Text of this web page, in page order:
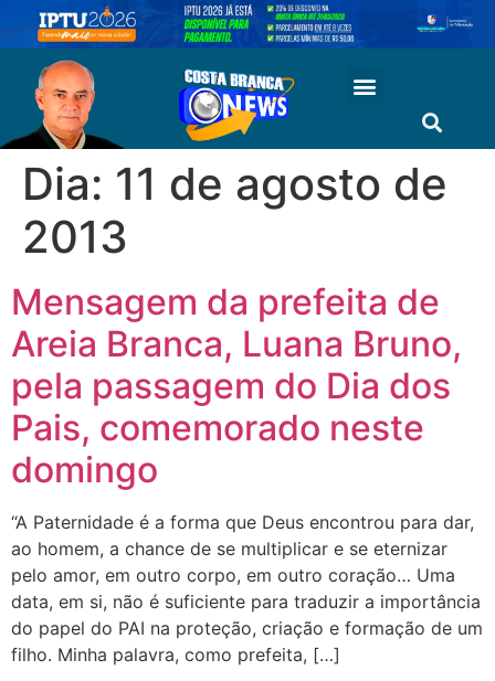
Dia: 11 de agosto de
2013
Mensagem da prefeita de
Areia Branca, Luana Bruno,
pela passagem do Dia dos
Pais, comemorado neste
domingo
“A Paternidade é a forma que Deus encontrou para dar,
ao homem, a chance de se multiplicar e se eternizar
pelo amor, em outro corpo, em outro coração… Uma
data, em si, não é suficiente para traduzir a importância
do papel do PAI na proteção, criação e formação de um
filho. Minha palavra, como prefeita, […]